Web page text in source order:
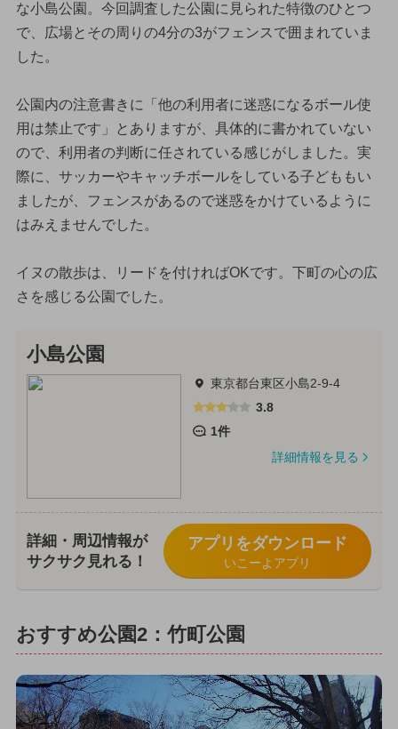
な小島公園。今回調査した公園に見られた特徴のひとつ
で、広場とその周りの4分の3がフェンスで囲まれていま
した。
公園内の注意書きに「他の利用者に迷惑になるボール使
用は禁止です」とありますが、具体的に書かれていない
ので、利用者の判断に任されている感じがしました。実
際に、サッカーやキャッチボールをしている子どももい
ましたが、フェンスがあるので迷惑をかけているように
はみえませんでした。
イヌの散歩は、リードを付ければOKです。下町の心の広
さを感じる公園でした。
小島公園
東京都台東区小島2-9-4
3.8
1件
詳細情報を見る
詳細・周辺情報が
サクサク見れる！
アプリをダウンロード
いこーよアプリ
おすすめ公園2：竹町公園